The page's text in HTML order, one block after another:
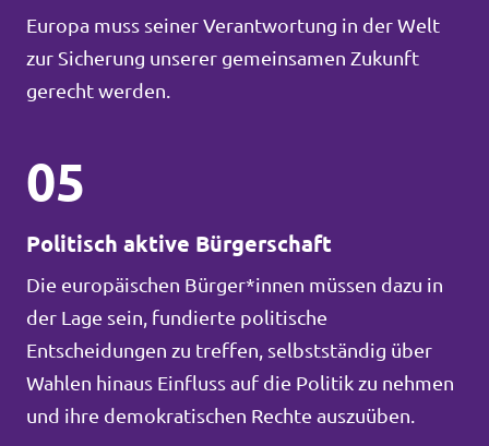
Europa muss seiner Verantwortung in der Welt
zur Sicherung unserer gemeinsamen Zukunft
gerecht werden.
05
Politisch aktive Bürgerschaft
Die europäischen Bürger*innen müssen dazu in
der Lage sein, fundierte politische
Entscheidungen zu treffen, selbstständig über
Wahlen hinaus Einfluss auf die Politik zu nehmen
und ihre demokratischen Rechte auszuüben.